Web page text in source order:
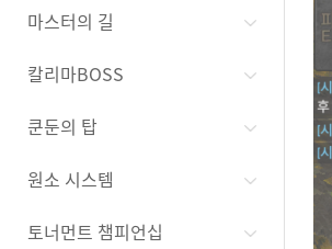
마스터의 길
칼리마BOSS
쿤둔의 탑
원소 시스템
토너먼트 챔피언십